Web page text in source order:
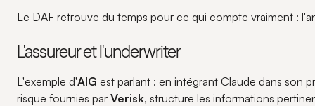
Le DAF retrouve du temps pour ce qui compte vraiment :
L'assureur et l'underwriter
L'exemple d'AIG est parlant : en intégrant Claude dans son
risque fournies par Verisk, structure les informations